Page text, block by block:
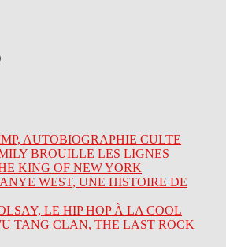
AUTOBIOGRAPHIE CULTE
BROUILLE LES LIGNES
KING OF NEW YORK
WEST, UNE HISTOIRE DE
LE HIP HOP À LA COOL
TANG CLAN, THE LAST ROCK